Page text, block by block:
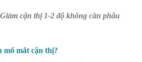
cận thị 1-2 độ không cần phẫu
mổ mắt cận thị?